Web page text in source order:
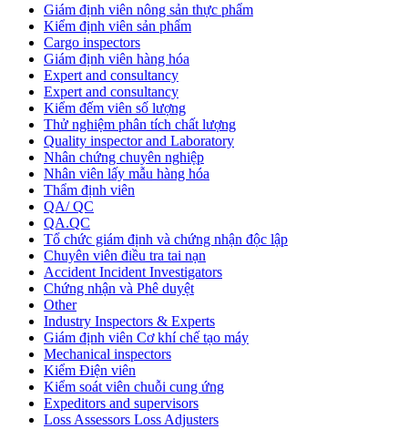
Giám định viên nông sản thực phẩm
Kiểm định viên sản phẩm
Cargo inspectors
Giám định viên hàng hóa
Expert and consultancy
Expert and consultancy
Kiểm đếm viên số lượng
Thử nghiệm phân tích chất lượng
Quality inspector and Laboratory
Nhân chứng chuyên nghiệp
Nhân viên lấy mẫu hàng hóa
Thẩm định viên
QA/ QC
QA.QC
Tổ chức giám định và chứng nhận độc lập
Chuyên viên điều tra tai nạn
Accident Incident Investigators
Chứng nhận và Phê duyệt
Other
Industry Inspectors & Experts
Giám định viên Cơ khí chế tạo máy
Mechanical inspectors
Kiểm Điện viên
Kiểm soát viên chuỗi cung ứng
Expeditors and supervisors
Loss Assessors Loss Adjusters